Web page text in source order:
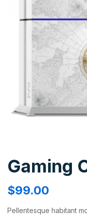
Gaming
$99.00
Pellentesque habitant